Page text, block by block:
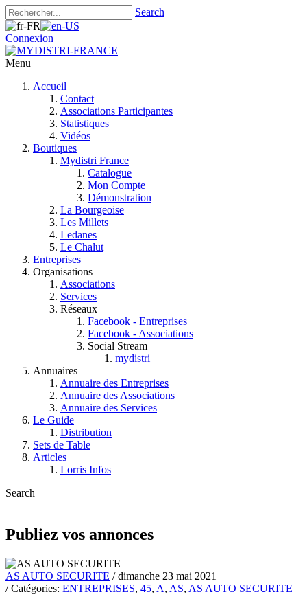
Search
Connexion
Menu
Accueil
Contact
Associations Participantes
Statistiques
Vidéos
Boutiques
Mydistri France
Catalogue
Mon Compte
Démonstration
La Bourgeoise
Les Millets
Ledanes
Le Chalut
Entreprises
Organisations
Associations
Services
Réseaux
Facebook - Entreprises
Facebook - Associations
Social Stream
mydistri
Annuaires
Annuaire des Entreprises
Annuaire des Associations
Annuaire des Services
Le Guide
Distribution
Sets de Table
Articles
Lorris Infos
Search
Publiez vos annonces
AS AUTO SECURITE / dimanche 23 mai 2021
/ Catégories: ENTREPRISES, 45, A, AS, AS AUTO SECURITE